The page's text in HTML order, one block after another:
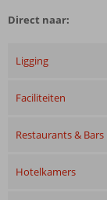
Direct naar:
Ligging
Faciliteiten
Restaurants & Bars
Hotelkamers